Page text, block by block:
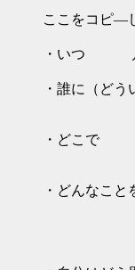
ここをコピ―
・いつ
・誰に（どう
・どこで
・どんなこと